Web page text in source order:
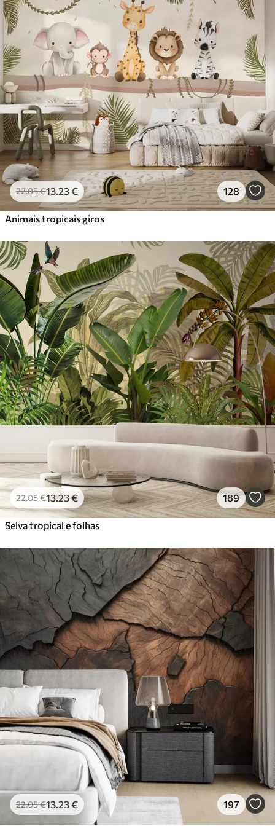
Standard
27.00 €/m²
Premium
56.6734.00€/m²
Vinil Premium
65.0039.00€/m²
Peel and Stick
81.6749.00€/m²
22.05€13 .23€ 128
Animais tropicais giros
22.05€13 .23€ 189
Selva tropical e folhas
22.05€13 .23€ 197